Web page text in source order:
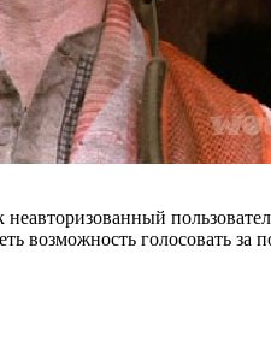
возможность голосовать